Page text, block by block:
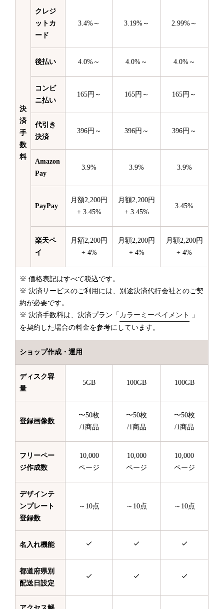
決
済
手
数
料
クレジ
ットカ
ード
3.4%～ 3.19%～ 2.99%～
後払い 4.0%～ 4.0%～ 4.0%～
コンビ
ニ払い
165円～ 165円～ 165円～
代引き
決済
396円～ 396円～ 396円～
Amazon
Pay
3.9% 3.9% 3.9%
PayPay
月額2,200円
+ 3.45%
月額2,200円
+ 3.45%
3.45%
楽天ペ
イ
月額2,200円
+ 4%
月額2,200円
+ 4%
月額2,200円
+ 4%
※ 価格表記はすべて税込です。
※ 決済サービスのご利用には、別途決済代行会社とのご契
約が必要です。
※ 決済手数料は、決済プラン「 カラーミーペイメント
」
を契約した場合の料金を参考にしています。
ショップ作成・運用
ディスク容
量
5GB 100GB 100GB
登録画像数
〜50枚
/1商品
〜50枚
/1商品
〜50枚
/1商品
フリーペー
ジ作成数
10,000
ページ
10,000
ページ
10,000
ページ
デザインテ
ンプレート
登録数
～10点 ～10点 ～10点
名入れ機能
都道府県別
配送日設定